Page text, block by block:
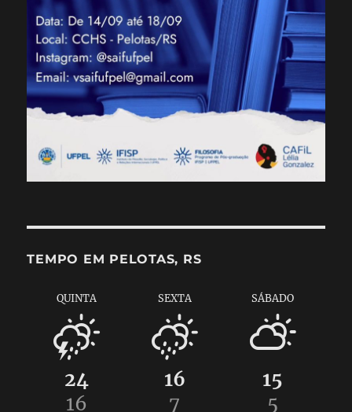
TEMPO EM PELOTAS, RS
QUINTA
24
16
SEXTA
16
7
SÁBADO
15
5